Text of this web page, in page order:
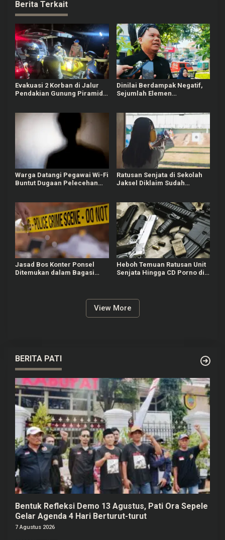
Berita Terkait
Evakuasi 2 Korban di Jalur
Pendakian Gunung Piramid
Dinilai Berdampak Negatif,
Sejumlah Elemen
Warga Datangi Pegawai Wi-Fi
Buntut Dugaan Pelecehan
Ratusan Senjata di Sekolah
Jaksel Diklaim Sudah
Jasad Bos Konter Ponsel
Ditemukan dalam Bagasi
Heboh Temuan Ratusan Unit
Senjata Hingga CD Porno di
View More
BERITA PATI
Bentuk Refleksi Demo 13 Agustus, Pati Ora Sepele
Gelar Agenda 4 Hari Berturut-turut
7 Agustus 2026